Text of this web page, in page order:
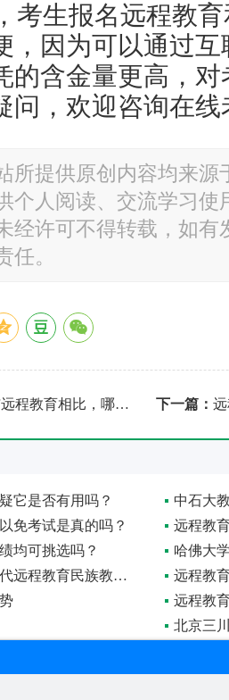
考生报名远程教
，因为可以通过
的含金量更高，
问，欢迎咨询在
所提供原创内容均来源
个人阅读、交流学习使
经许可不得转载，如有
任。
相比，哪个学制更短？ 下一篇： 远
它是否有用吗？
免考试是真的吗？
远程教
均可挑选吗？
哈佛大
教育部拨专款制作现代远程教育民族教学资源
远程教
远程教